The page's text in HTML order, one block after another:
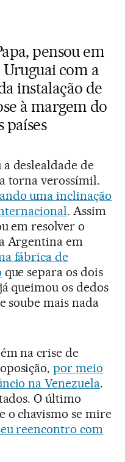
pensou em
com a
instalação de
à margem do
países
deslealdade de
torna verossímil.
uma inclinação
. Assim
em resolver o
Argentina em
fábrica de
que separa os dois
queimou os dedos
soube mais nada
na crise de
por meio
na Venezuela.
O último
o chavismo se mire
reencontro com